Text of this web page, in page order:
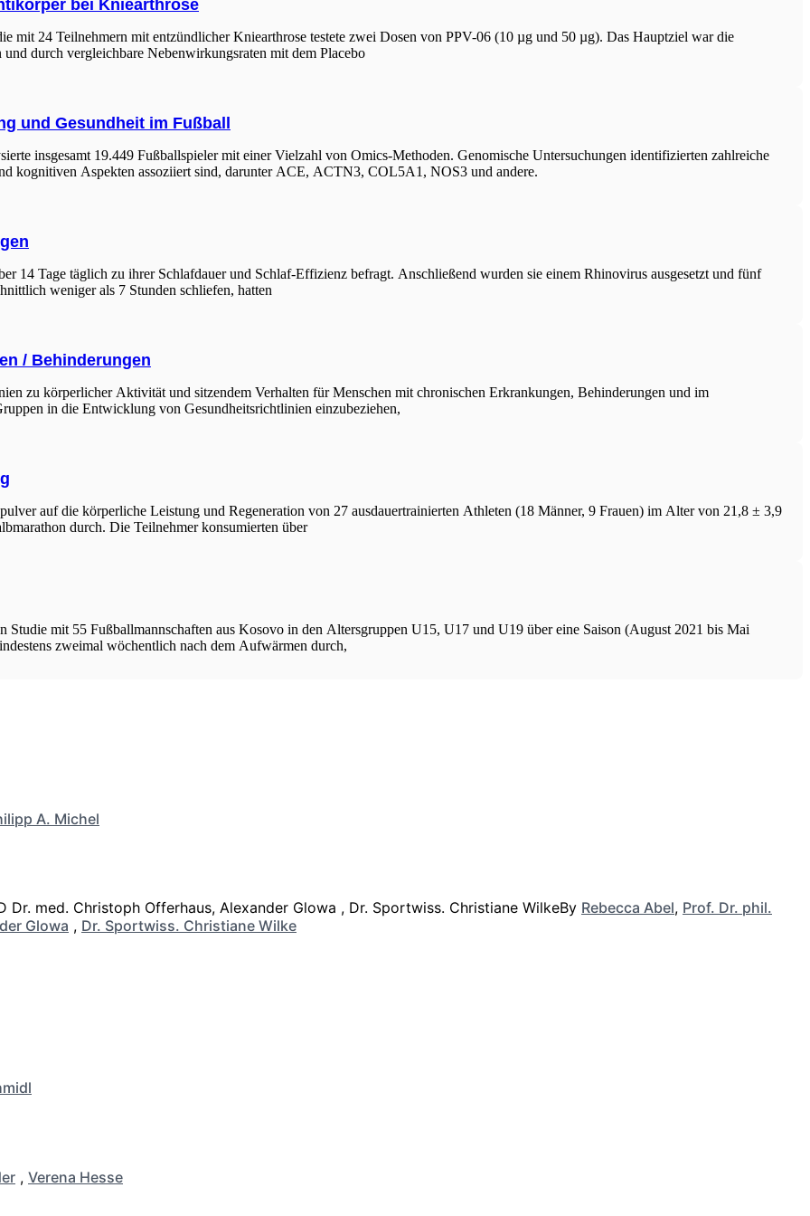
bei Kniearthrose
mit 24 Teilnehmern mit entzündlicher Kniearthrose testete zwei Dosen von PPV-06 (10 µg und 50 µg). Das Hauptziel war die
durch vergleichbare Nebenwirkungsraten mit dem Placebo
und Gesundheit im Fußball
insgesamt 19.449 Fußballspieler mit einer Vielzahl von Omics-Methoden. Genomische Untersuchungen identifizierten zahlreiche
kognitiven Aspekten assoziiert sind, darunter ACE, ACTN3, COL5A1, NOS3 und andere.
14 Tage täglich zu ihrer Schlafdauer und Schlaf-Effizienz befragt. Anschließend wurden sie einem Rhinovirus ausgesetzt und fünf
weniger als 7 Stunden schliefen, hatten
/ Behinderungen
zu körperlicher Aktivität und sitzendem Verhalten für Menschen mit chronischen Erkrankungen, Behinderungen und im
in die Entwicklung von Gesundheitsrichtlinien einzubeziehen,
auf die körperliche Leistung und Regeneration von 27 ausdauertrainierten Athleten (18 Männer, 9 Frauen) im Alter von 21,8 ± 3,9
durch. Die Teilnehmer konsumierten über
mit 55 Fußballmannschaften aus Kosovo in den Altersgruppen U15, U17 und U19 über eine Saison (August 2021 bis Mai
zweimal wöchentlich nach dem Aufwärmen durch,
A. Michel
By Rebecca Abel, Prof. Dr. phil.
Glowa , Dr. Sportwiss. Christiane Wilke
, Verena Hesse